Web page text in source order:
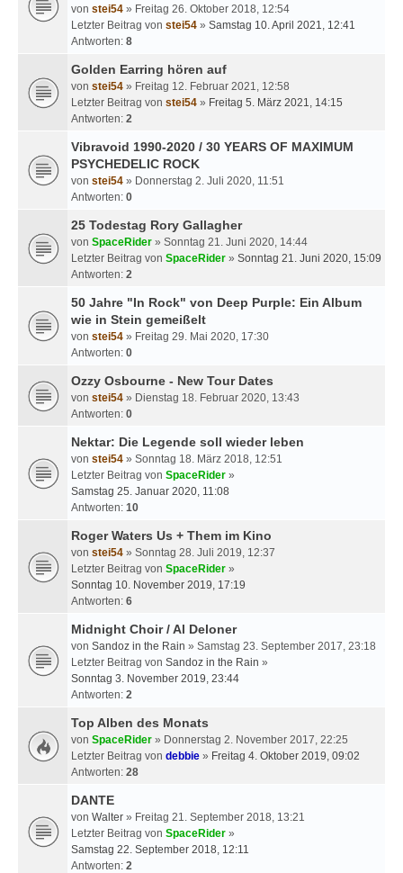
von stei54 » Freitag 26. Oktober 2018, 12:54
Letzter Beitrag von stei54 » Samstag 10. April 2021, 12:41
Antworten: 8
Golden Earring hören auf
von stei54 » Freitag 12. Februar 2021, 12:58
Letzter Beitrag von stei54 » Freitag 5. März 2021, 14:15
Antworten: 2
Vibravoid 1990-2020 / 30 YEARS OF MAXIMUM
PSYCHEDELIC ROCK
von stei54 » Donnerstag 2. Juli 2020, 11:51
Antworten: 0
25 Todestag Rory Gallagher
von SpaceRider » Sonntag 21. Juni 2020, 14:44
Letzter Beitrag von SpaceRider » Sonntag 21. Juni 2020, 15:09
Antworten: 2
50 Jahre "In Rock" von Deep Purple: Ein Album
wie in Stein gemeißelt
von stei54 » Freitag 29. Mai 2020, 17:30
Antworten: 0
Ozzy Osbourne - New Tour Dates
von stei54 » Dienstag 18. Februar 2020, 13:43
Antworten: 0
Nektar: Die Legende soll wieder leben
von stei54 » Sonntag 18. März 2018, 12:51
Letzter Beitrag von SpaceRider »
Samstag 25. Januar 2020, 11:08
Antworten: 10
Roger Waters Us + Them im Kino
von stei54 » Sonntag 28. Juli 2019, 12:37
Letzter Beitrag von SpaceRider »
Sonntag 10. November 2019, 17:19
Antworten: 6
Midnight Choir / Al Deloner
von Sandoz in the Rain » Samstag 23. September 2017, 23:18
Letzter Beitrag von Sandoz in the Rain »
Sonntag 3. November 2019, 23:44
Antworten: 2
Top Alben des Monats
von SpaceRider » Donnerstag 2. November 2017, 22:25
Letzter Beitrag von debbie » Freitag 4. Oktober 2019, 09:02
Antworten: 28
DANTE
von Walter » Freitag 21. September 2018, 13:21
Letzter Beitrag von SpaceRider »
Samstag 22. September 2018, 12:11
Antworten: 2